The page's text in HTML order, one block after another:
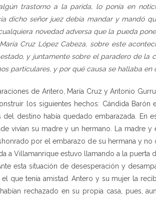
trastorno a la parida, lo ponía en
dicho señor juez debía mandar y mandó
novedad adversa que la pueda
Cruz López Cabeza, sobre este
y juntamente sobre el paradero de la
particulares, y por qué causa se hallaba en
de Antero, María Cruz y Antonio
los siguientes hechos: Cándida
del destino había quedado embarazada. En
vivían su madre y un hermano. La madre
por el embarazo de su hermana y
a Villamanrique estuvo llamando a la
esta situación de desesperación y
el que tenía amistad. Antero y su mujer la
rechazado en su propia casa, pues,